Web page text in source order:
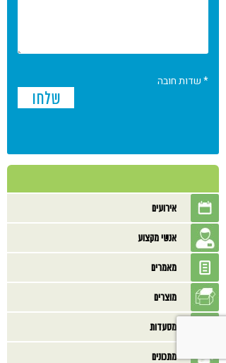
* שדות חובה
אירועים
אנשי מקצוע
מאמרים
מוצרים
מסעדות
מתכונים